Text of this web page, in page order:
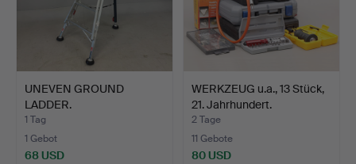
UNEVEN GROUND
LADDER.
1 Tag
1 Gebot
68 USD
WERKZEUG u.a., 13 Stück,
21. Jahrhundert.
2 Tage
11 Gebote
80 USD